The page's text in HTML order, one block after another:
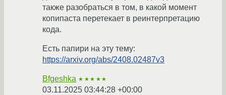
также разобраться в том, в какой момент
копипаста перетекает в реинтерпретацию
кода.
Есть папири на эту тему:
https://arxiv.org/abs/2408.02487v3
Bfgeshka ★★★★★
03.11.2025 03:44:28 +00:00